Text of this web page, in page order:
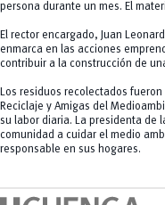
persona durante un mes. El
El rector encargado, Juan
enmarca en las acciones
contribuir a la construcción de
Los residuos recolectados
Reciclaje y Amigas del
su labor diaria. La presidenta de
comunidad a cuidar el medio
responsable en sus hogares.